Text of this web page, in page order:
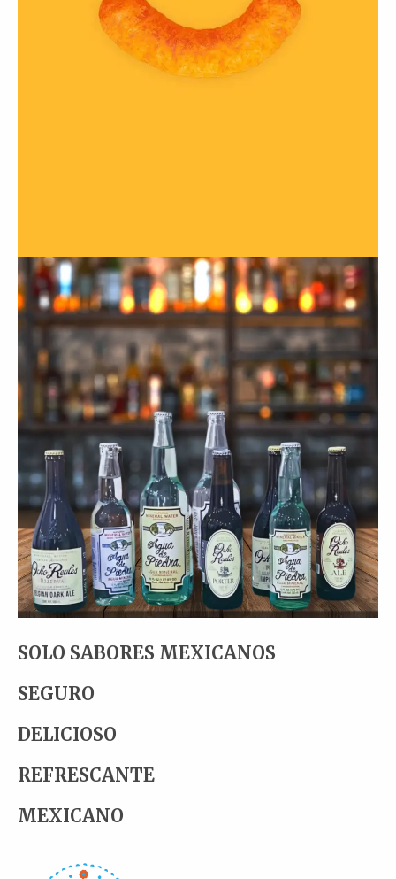
SOLO SABORES MEXICANOS
SEGURO
DELICIOSO
REFRESCANTE
MEXICANO